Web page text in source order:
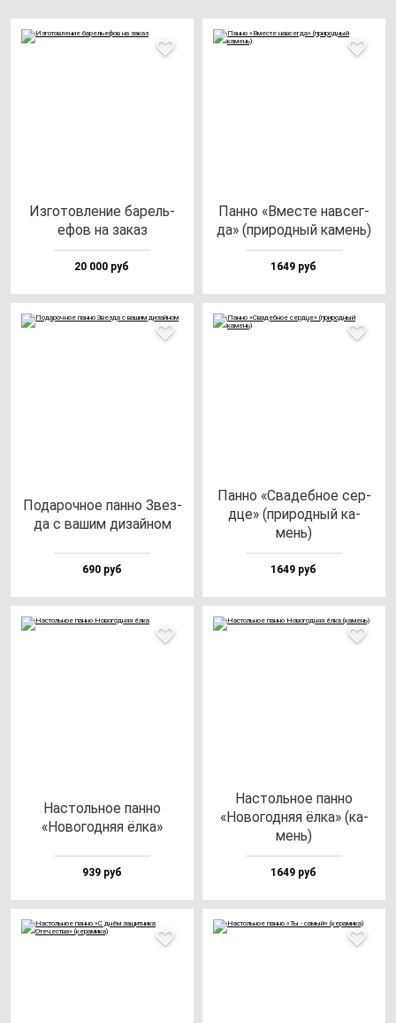
Изго­тов­ле­ние ба­рель­
ефов на за­каз
20 000 руб
Пан­но «Вмес­те нав­сег­
да» (при­род­ный ка­мень)
1649 руб
Пода­роч­ное пан­но Звез­
да с ва­шим ди­зай­ном
690 руб
Пан­но «Сва­деб­ное сер­
дце» (при­род­ный ка­
мень)
1649 руб
Нас­толь­ное пан­но
«Ново­год­няя ёл­ка»
939 руб
Нас­толь­ное пан­но
«Ново­год­няя ёл­ка» (ка­
мень)
1649 руб